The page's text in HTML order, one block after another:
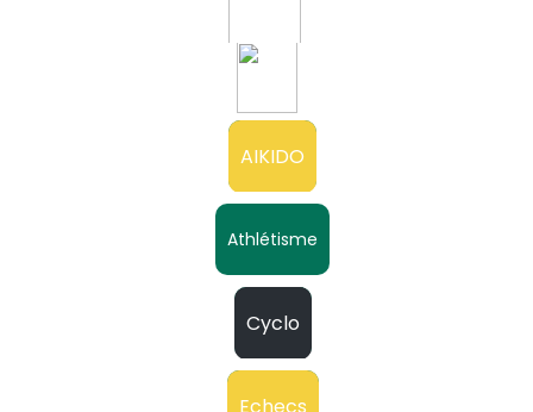
AIKIDO
Athlétisme
Cyclo